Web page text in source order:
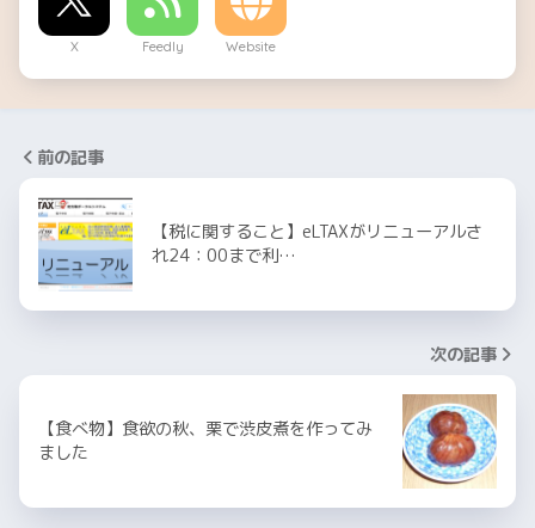
X Feedly Website
前の記事
【税に関すること】eLTAXがリニューアルさ
れ24：00まで利…
次の記事
【食べ物】食欲の秋、栗で渋皮煮を作ってみ
ました